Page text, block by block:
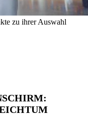
zu ihrer Auswahl